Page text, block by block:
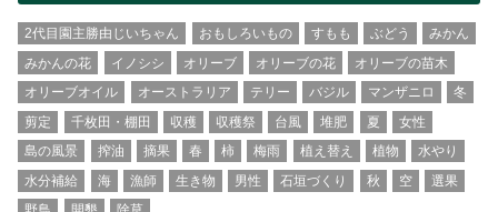
2代目園主勝由じいちゃん おもしろいもの すもも ぶどう
みかん
みかんの花
イノシシ オリーブ オリーブの花
オリーブの苗木
オリーブオイル
オーストラリア テリー バジル マンザニロ
冬
剪定
千枚田・棚田 収穫 収穫祭 台風 堆肥 夏
女性
島の風景
搾油 摘果 春 柿 梅雨 植え替え 植物
水やり
水分補給
海 漁師 生き物 男性 石垣づくり 秋 空
選果